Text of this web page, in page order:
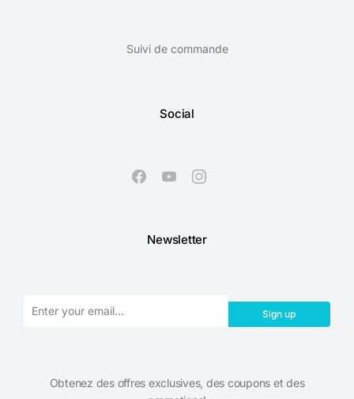
Suivi de commande
Social
Newsletter
Sign up
Obtenez des offres exclusives, des coupons et des